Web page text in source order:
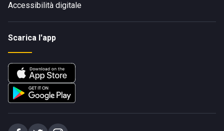
Accessibilità digitale
Scarica l'app